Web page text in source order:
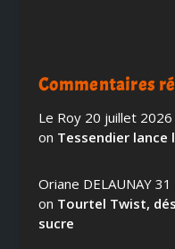
Commentaires
Le Roy 20 juillet 2026
on Tessendier lance
Oriane DELAUNAY 31
on Tourtel Twist,
sucre